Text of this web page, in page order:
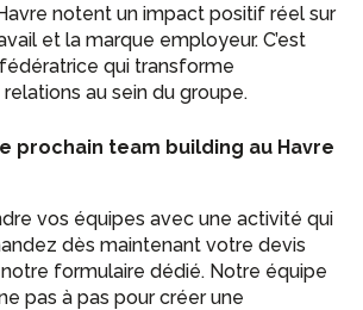
notent un impact positif réel sur
et la marque employeur. C’est
qui transforme
au sein du groupe.
prochain team building au Havre
vos équipes avec une activité qui
dès maintenant votre devis
formulaire dédié. Notre équipe
pas à pas pour créer une